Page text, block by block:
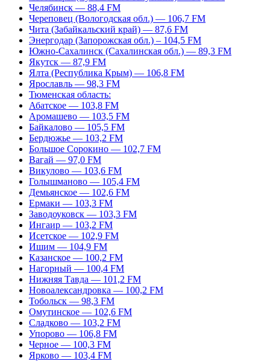
Челябинск — 88,4 FM
Череповец (Вологодская обл.) — 106,7 FM
Чита (Забайкальский край) — 87,6 FM
Энергодар (Запорожская обл.) – 104,5 FM
Южно-Сахалинск (Сахалинская обл.) — 89,3 FM
Якутск — 87,9 FM
Ялта (Республика Крым) — 106,8 FM
Ярославль — 98,3 FM
Тюменская область:
Абатское — 103,8 FM
Аромашево — 103,5 FM
Байкалово — 105,5 FM
Бердюжье — 103,2 FM
Большое Сорокино — 102,7 FM
Вагай — 97,0 FM
Викулово — 103,6 FM
Голышманово — 105,4 FM
Демьянское — 102,6 FM
Ермаки — 103,3 FM
Заводоуковск — 103,3 FM
Ингаир — 103,2 FM
Исетское — 102,9 FM
Ишим — 104,9 FM
Казанское — 100,2 FM
Нагорный — 100,4 FM
Нижняя Тавда — 101,2 FM
Новоалександровка — 100,2 FM
Тобольск — 98,3 FM
Омутинское — 102,6 FM
Сладково — 103,2 FM
Упорово — 106,8 FM
Черное — 100,3 FM
Ярково — 103,4 FM